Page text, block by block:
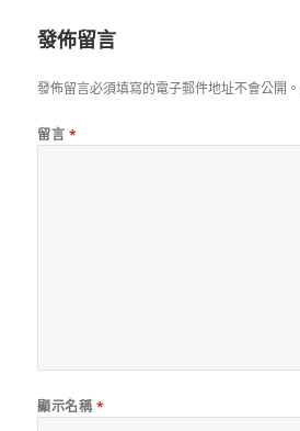
發佈留言
發佈留言必須填寫的電子郵件地址不會公開。
留言 *
顯示名稱 *